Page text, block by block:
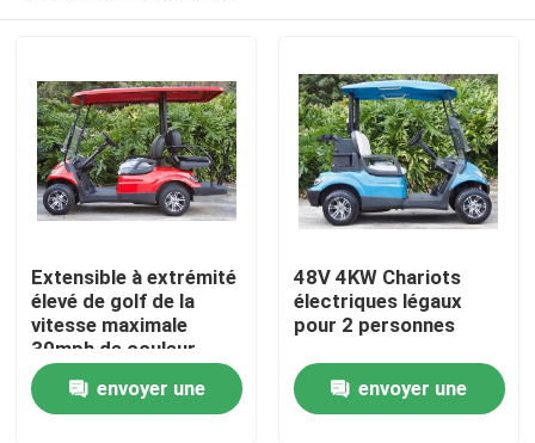
Maison
Extensible à extrémité
élevé de golf de la
vitesse maximale
30mph de couleur
personnalisable
électrique de chariot
envoyer une
48V 4KW Chariots
électriques légaux
pour 2 personnes
envoyer une